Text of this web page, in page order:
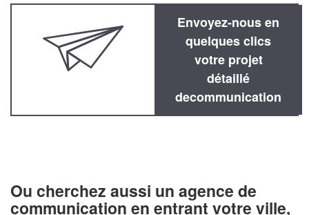
Envoyez-nous en
quelques clics
votre projet
détaillé
decommunication
Ou cherchez aussi un agence de
communication en entrant votre ville,